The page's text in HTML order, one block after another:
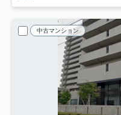
中古マンション